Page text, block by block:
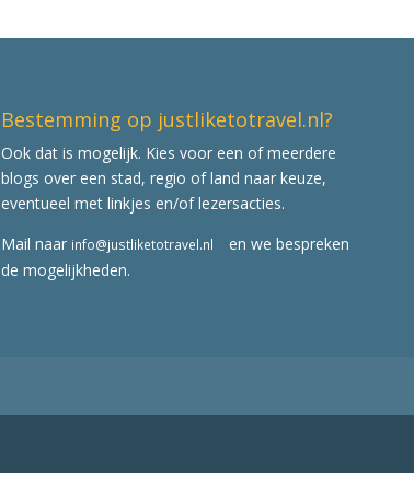
Bestemming op justliketotravel.nl?
Ook dat is mogelijk. Kies voor een of meerdere
blogs over een stad, regio of land naar keuze,
eventueel met linkjes en/of lezersacties.
Mail naar info@justliketotravel.nl
en we bespreken
de mogelijkheden.